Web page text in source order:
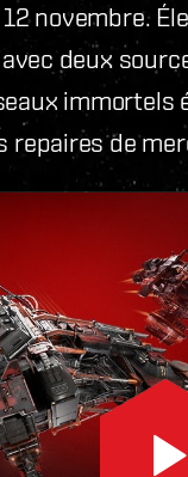
novembre.
deux
immortels
repaires de